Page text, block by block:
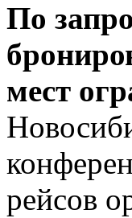
По
мест
рейсов